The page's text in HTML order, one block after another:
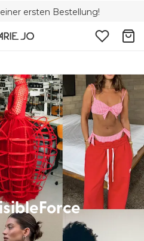
ersten Bestellung!
Bestellungen über CHF 150
Rücksendungen